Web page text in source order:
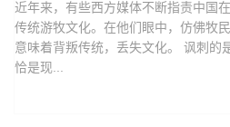
近年来，有些西方媒体不断指责中国
传统游牧文化。在他们眼中，仿佛牧
意味着背叛传统，丢失文化。 讽刺的
恰是现...